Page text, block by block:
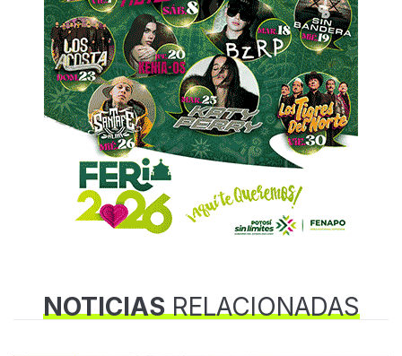
NOTICIASRELACIONADAS